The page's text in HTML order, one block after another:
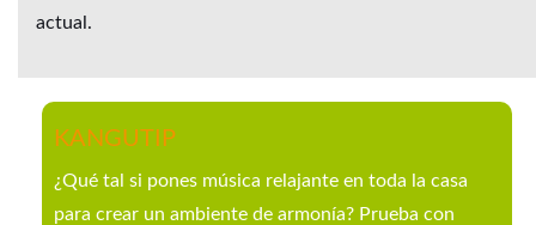
actual.
KANGUTIP
¿Qué tal si pones música relajante en toda la casa
para crear un ambiente de armonía? Prueba con